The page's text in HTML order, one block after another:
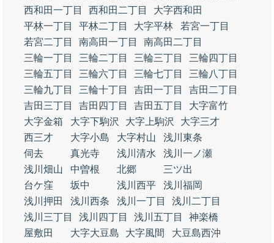
西和田一丁目
西和田二丁目
大字西和田
平林一丁目
平林二丁目 大字平林
若宮一丁目
若宮二丁目
南高田一丁目
南高田二丁目
三輪一丁目
三輪二丁目 三輪三丁目
三輪四丁目
三輪五丁目
三輪六丁目 三輪七丁目
三輪八丁目
三輪九丁目
三輪十丁目 吉田一丁目
吉田二丁目
吉田三丁目
吉田四丁目 吉田五丁目
大字富竹
大字金箱
大字下駒沢 大字上駒沢
大字三才
西三才
大字小島 大字村山
浅川東条
伺去
真光寺 浅川清水
浅川一ノ瀬
浅川畑山
中曽根 北郷
三ツ出
台ケ窪
坂中 浅川西平
浅川福岡
浅川押田
浅川西条 浅川一丁目
浅川二丁目
浅川三丁目
浅川四丁目 浅川五丁目
神楽橋
屋敷田
大字大豆島 大字風間
大豆島西沖